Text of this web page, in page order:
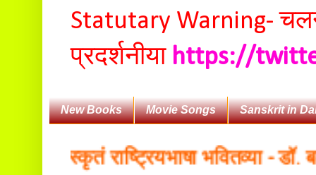
Statutary Warning-
प्रदर्शनीया https://
New Books Movie Songs Sanskrit in
संस्कृतं राष्ट्रियभाषा भवितव्या - डॉ.